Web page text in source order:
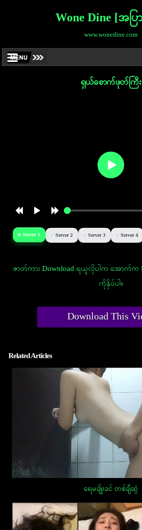
Wone Dine [အပြ
www.wonedine.com
ရှယ်စောက်ဖုတ်ကြီး
Server 1 Server 2 Server 3 Server 4
ဇာတ်ကား Download ရယူလိုပါက အောက်က
ကိုနှိပ်ပါ။
Download This
Related Articles
ရေမချိုးခင် တစ်ချီဆွဲ